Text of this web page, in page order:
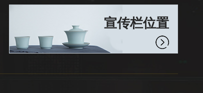
史、民俗史、思想史等领域仍
具有多方面的学术价值。 本书
是成都博物馆整理和研究...
宣传栏位置